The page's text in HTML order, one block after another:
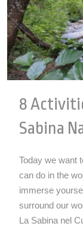
8
Sabina
Today we want
can do in the
immerse
surround our
La Sabina nel